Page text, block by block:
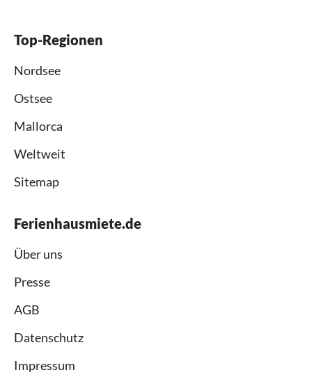
Top-Regionen
Nordsee
Ostsee
Mallorca
Weltweit
Sitemap
Ferienhausmiete.de
Über uns
Presse
AGB
Datenschutz
Impressum